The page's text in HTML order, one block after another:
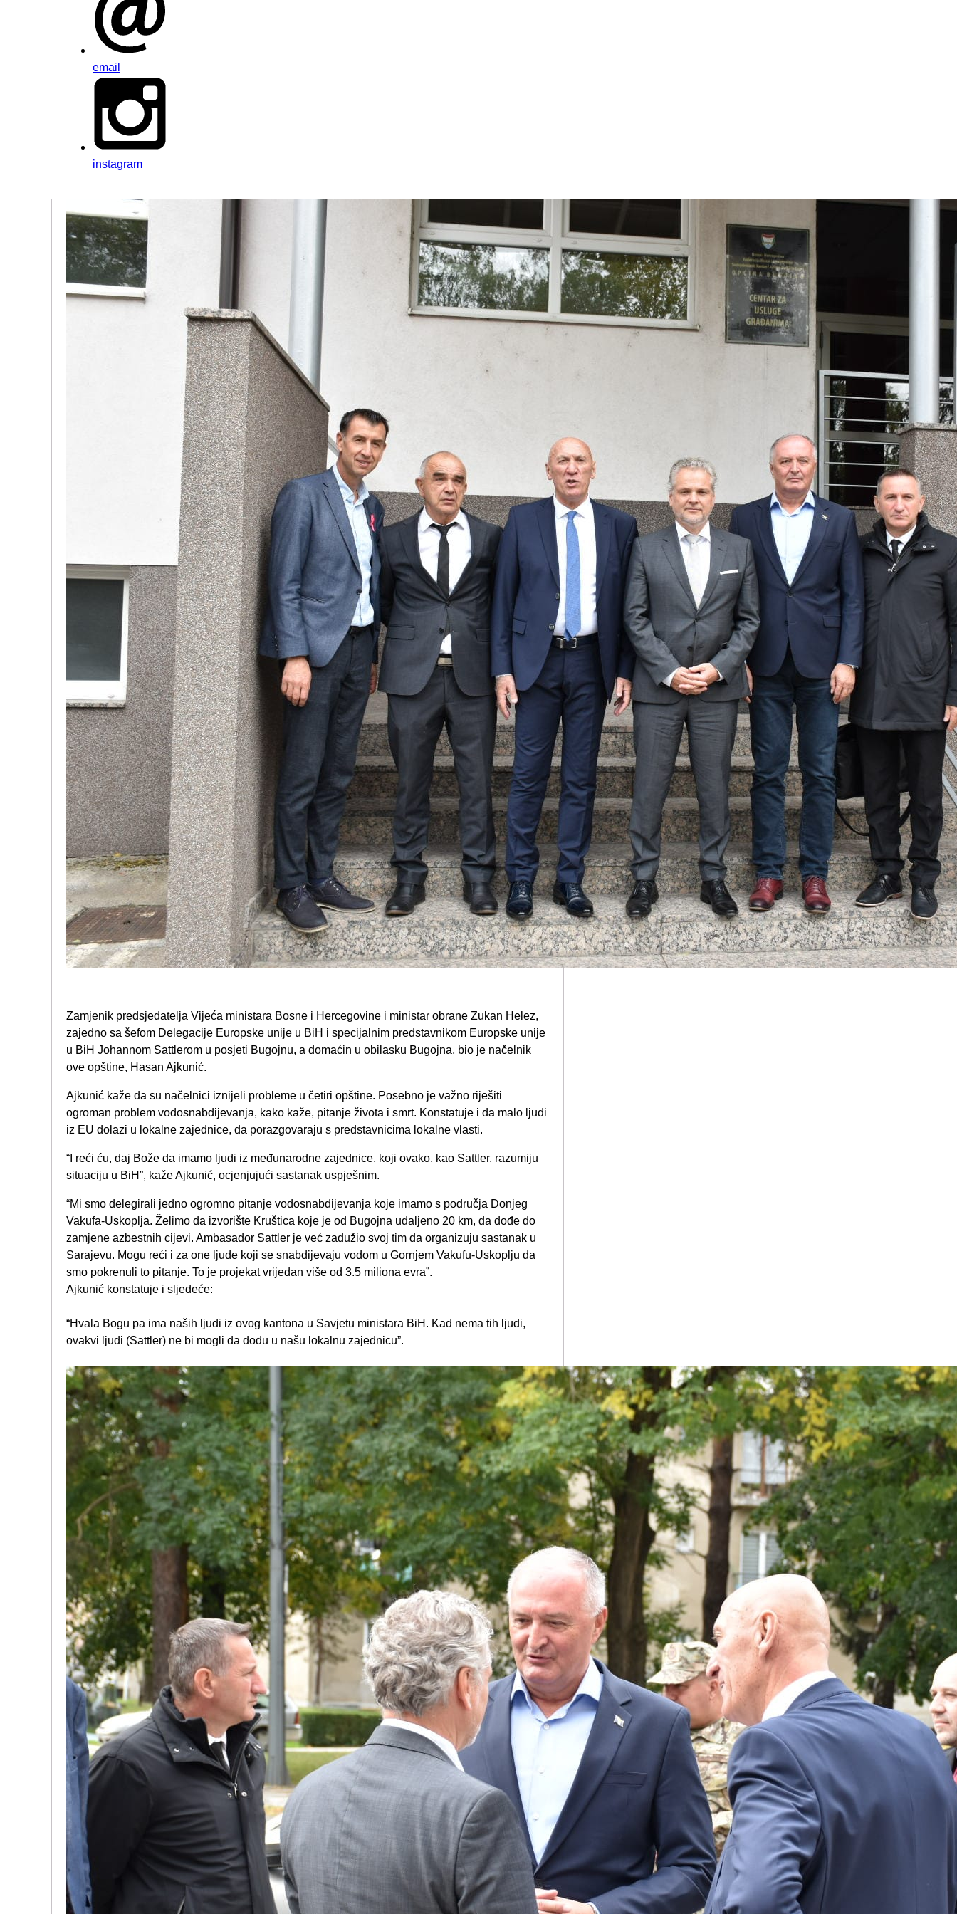
email
instagram
Zamjenik predsjedatelja Vijeća ministara Bosne i Hercegovine i ministar obrane Zukan Helez,
zajedno sa šefom Delegacije Europske unije u BiH i specijalnim predstavnikom Europske unije
u BiH Johannom Sattlerom u posjeti Bugojnu, a domaćin u obilasku Bugojna, bio je načelnik
ove opštine, Hasan Ajkunić.
Ajkunić kaže da su načelnici iznijeli probleme u četiri opštine. Posebno je važno riješiti
ogroman problem vodosnabdijevanja, kako kaže, pitanje života i smrt. Konstatuje i da malo ljudi
iz EU dolazi u lokalne zajednice, da porazgovaraju s predstavnicima lokalne vlasti.
“I reći ću, daj Bože da imamo ljudi iz međunarodne zajednice, koji ovako, kao Sattler, razumiju
situaciju u BiH”, kaže Ajkunić, ocjenjujući sastanak uspješnim.
“Mi smo delegirali jedno ogromno pitanje vodosnabdijevanja koje imamo s područja Donjeg
Vakufa-Uskoplja. Želimo da izvorište Kruštica koje je od Bugojna udaljeno 20 km, da dođe do
zamjene azbestnih cijevi. Ambasador Sattler je već zadužio svoj tim da organizuju sastanak u
Sarajevu. Mogu reći i za one ljude koji se snabdijevaju vodom u Gornjem Vakufu-Uskoplju da
smo pokrenuli to pitanje. To je projekat vrijedan više od 3.5 miliona evra”.
Ajkunić konstatuje i sljedeće:
“Hvala Bogu pa ima naših ljudi iz ovog kantona u Savjetu ministara BiH. Kad nema tih ljudi,
ovakvi ljudi (Sattler) ne bi mogli da dođu u našu lokalnu zajednicu”.